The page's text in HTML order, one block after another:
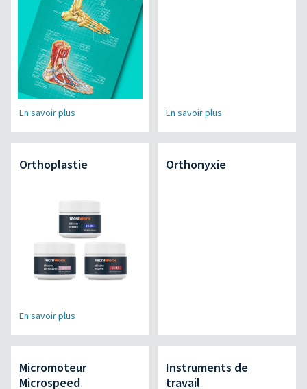
En savoir plus En savoir plus
Orthoplastie
En savoir plus
Orthonyxie
Micromoteur
Microspeed
Instruments de
travail